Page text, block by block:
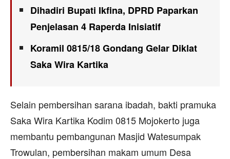
Dihadiri Bupati Ikfina, DPRD Paparkan
Penjelasan 4 Raperda Inisiatif
Koramil 0815/18 Gondang Gelar Diklat
Saka Wira Kartika
Selain pembersihan sarana ibadah, bakti pramuka
Saka Wira Kartika Kodim 0815 Mojokerto juga
membantu pembangunan Masjid Watesumpak
Trowulan, pembersihan makam umum Desa